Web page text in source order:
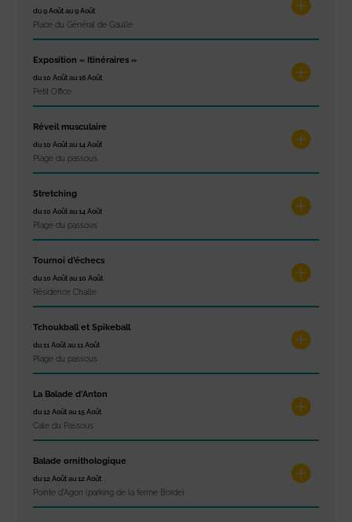
du 9 Août au 9 Août
Place du Général de Gaulle
Exposition « Itinéraires »
du 10 Août au 16 Août
Petit Office
Réveil musculaire
du 10 Août au 14 Août
Plage du passous
Stretching
du 10 Août au 14 Août
Plage du passous
Tournoi d’échecs
du 10 Août au 10 Août
Résidence Challe
Tchoukball et Spikeball
du 11 Août au 11 Août
Plage du passous
La Balade d’Anton
du 12 Août au 15 Août
Cale du Passous
Balade ornithologique
du 12 Août au 12 Août
Pointe d'Agon (parking de la ferme Borde)